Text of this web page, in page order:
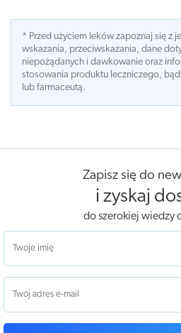
* Przed użyciem leków zapoznaj się z
wskazania, przeciwskazania, dane
niepożądanych i dawkowanie oraz
stosowania produktu leczniczego,
lub farmaceutą.
Zapisz się do
i zyskaj
do szerokiej wiedzy